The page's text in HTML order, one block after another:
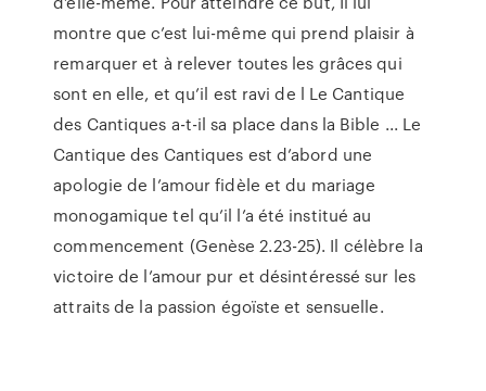
montre que c’est lui-même qui prend plaisir à
remarquer et à relever toutes les grâces qui
sont en elle, et qu’il est ravi de l Le Cantique
des Cantiques a-t-il sa place dans la Bible ... Le
Cantique des Cantiques est d’abord une
apologie de l’amour fidèle et du mariage
monogamique tel qu’il l’a été institué au
commencement (Genèse 2.23-25). Il célèbre la
victoire de l’amour pur et désintéressé sur les
attraits de la passion égoïste et sensuelle.